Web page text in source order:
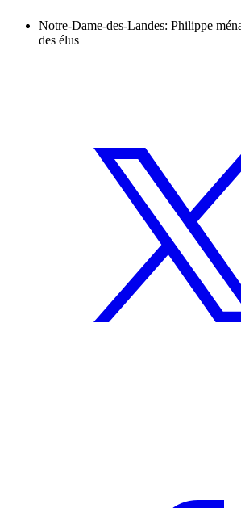
Notre-Dame-des-Landes: Philippe
des élus